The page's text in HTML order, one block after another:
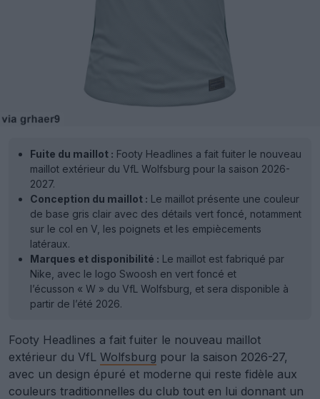
Fuite du maillot : Footy Headlines a fait fuiter le nouveau
maillot extérieur du VfL Wolfsburg pour la saison 2026-
2027.
Conception du maillot : Le maillot présente une couleur
de base gris clair avec des détails vert foncé, notamment
sur le col en V, les poignets et les empiècements
latéraux.
Marques et disponibilité : Le maillot est fabriqué par
Nike, avec le logo Swoosh en vert foncé et
l’écusson « W » du VfL Wolfsburg, et sera disponible à
partir de l’été 2026.
Footy Headlines a fait fuiter le nouveau maillot
extérieur du VfL Wolfsburg pour la saison 2026-27,
avec un design épuré et moderne qui reste fidèle aux
couleurs traditionnelles du club tout en lui donnant un